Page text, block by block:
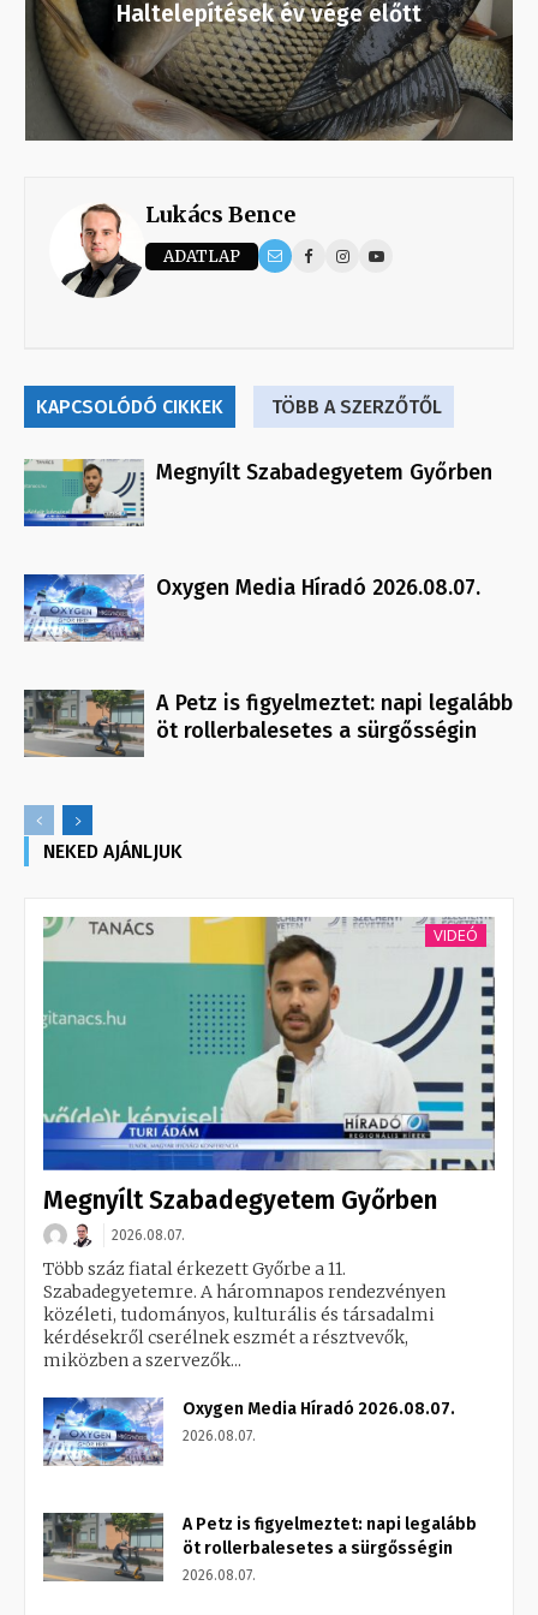
Haltelepítések év vége előtt
Lukács Bence
ADATLAP
KAPCSOLÓDÓ CIKKEK TÖBB A SZERZŐTŐL
Megnyílt Szabadegyetem Győrben
Oxygen Media Híradó 2026.08.07.
A Petz is figyelmeztet: napi legalább
öt rollerbalesetes a sürgősségin
NEKED AJÁNLJUK
VIDEÓ
Megnyílt Szabadegyetem Győrben
2026.08.07.
Több száz fiatal érkezett Győrbe a 11.
Szabadegyetemre. A háromnapos rendezvényen
közéleti, tudományos, kulturális és társadalmi
kérdésekről cserélnek eszmét a résztvevők,
miközben a szervezők...
Oxygen Media Híradó 2026.08.07.
2026.08.07.
A Petz is figyelmeztet: napi legalább
öt rollerbalesetes a sürgősségin
2026.08.07.